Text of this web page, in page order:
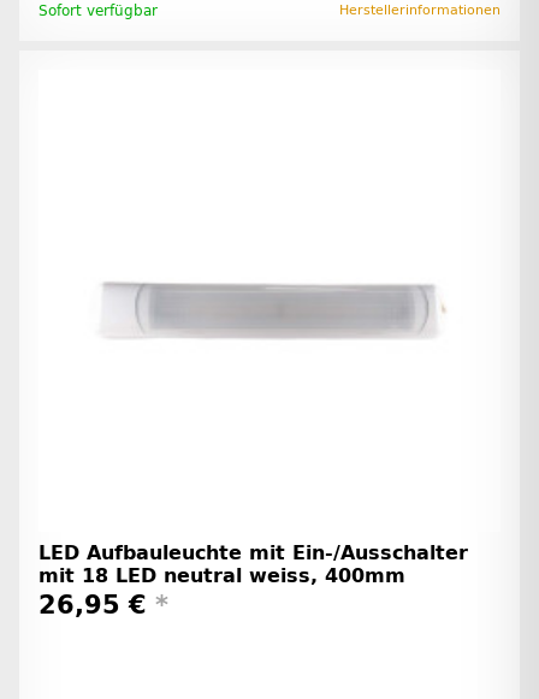
Sofort verfügbar Herstellerinformationen
LED Aufbauleuchte mit Ein-/Ausschalter
mit 18 LED neutral weiss, 400mm
26,95 € *